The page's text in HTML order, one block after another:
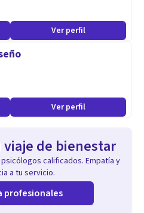
etc.
a oposiciones; programas
miedo a volar y a conducir.
amplia experiencia (más de 15
adultos, parejas y familias.
separaciones, dolor,
etc.
a oposiciones; programas
miedo a volar y a conducir.
Ver perfil
Ver perfil
viaje de bienestar
calificados. Empatía y
a tu servicio.
profesionales